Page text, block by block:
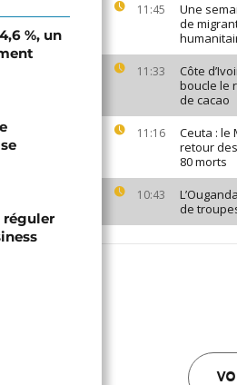
11:45
Une
de
11:33
Côte
boucle le
de cacao
11:16
Ceuta : le
retour
80 morts
10:43
de
%, un
réguler